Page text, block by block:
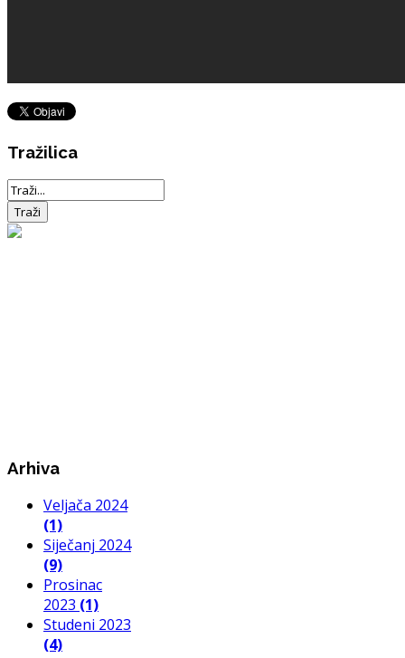
Tražilica
Arhiva
Veljača 2024
(1)
Siječanj 2024
(9)
Prosinac
2023 (1)
Studeni 2023
(4)